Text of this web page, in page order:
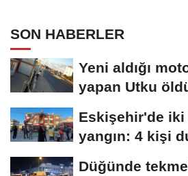
SON HABERLER
Yeni aldığı
yapan Utku
Eskişehir'de iki
yangın: 4 kişi
Düğünde